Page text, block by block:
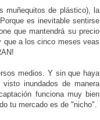
muñequitos de plástico), la
es inevitable sentirse
que mantendrá su precio
que a los cinco meses veas
medios. Y sin que haya
inundados de manera
funciona muy bien
tu mercado es de "nicho".